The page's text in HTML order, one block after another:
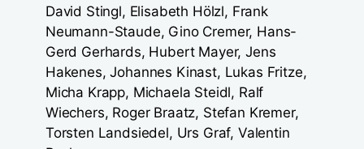
David Stingl, Elisabeth Hölzl, Frank
Neumann-Staude, Gino Cremer, Hans-
Gerd Gerhards, Hubert Mayer, Jens
Hakenes, Johannes Kinast, Lukas Fritze,
Micha Krapp, Michaela Steidl, Ralf
Wiechers, Roger Braatz, Stefan Kremer,
Torsten Landsiedel, Urs Graf, Valentin